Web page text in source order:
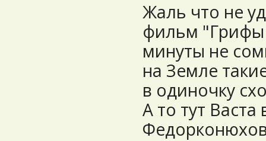
Жаль что не
фильм "Грифы
минуты не
на Земле
в одиночку
А то тут